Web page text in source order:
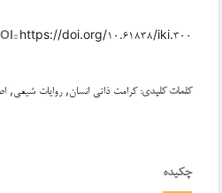
https://doi.org/۱۰.۶۱۸۳۸/iki.۳۰۰
کلمات کلیدی: کرامت ذاتی انسان, روایات شیعی,
چکیده